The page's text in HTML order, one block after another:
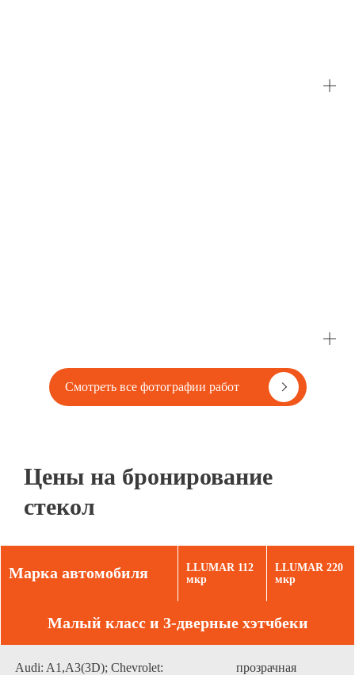
Смотреть все фотографии работ
Цены на бронирование
стекол
Марка автомобиля
LLUMAR 112
мкр
LLUMAR 220
мкр
Малый класс и 3-дверные хэтчбеки
Audi: A1,A3(3D); Chevrolet: прозрачная